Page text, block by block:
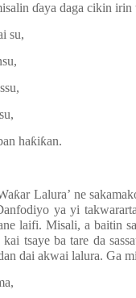
ɗaya daga cikin irin
su,
haƙiƙan.
ƙar Lalura’ ne
anfodiyo ya yi
laifi. Misali, a baitin
tsaye ba tare da
dai akwai lalura. Ga